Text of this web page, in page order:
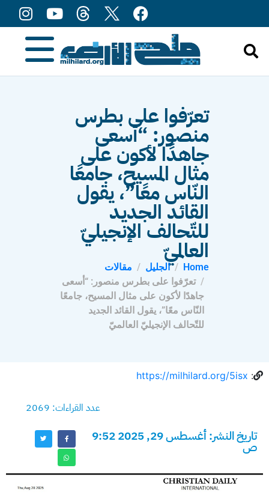
تعرّفوا على بطرس
منصور: “أسعى
جاهدًا لأكون على
مثال المسيح، جامعًا
النّاس معًا”، يقول
القائد الجديد
للتّحالف الإنجيليّ
العالميّ
Home الجليل
مقالات
تعرّفوا على بطرس منصور: “أسعى
جاهدًا لأكون على مثال المسيح، جامعًا
النّاس معًا”، يقول القائد الجديد
للتّحالف الإنجيليّ العالميّ
:
https://milhilard.org/5isx
عدد القراءات: 2069
تاريخ النشر: أغسطس 29, 2025 9:52
ص